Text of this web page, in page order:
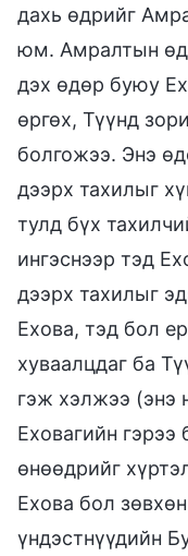
дахь өдрийг
юм. Амралтын
дэх өдөр буюу
өргөх, Түүнд
болгожээ. Энэ
дээрх тахилыг
тулд бүх
ингэснээр тэд
дээрх тахилыг
Ехова, тэд бол
хуваалцдаг ба
гэж хэлжээ (энэ
Еховагийн
өнөөдрийг
Ехова бол
үндэстнүүдийн